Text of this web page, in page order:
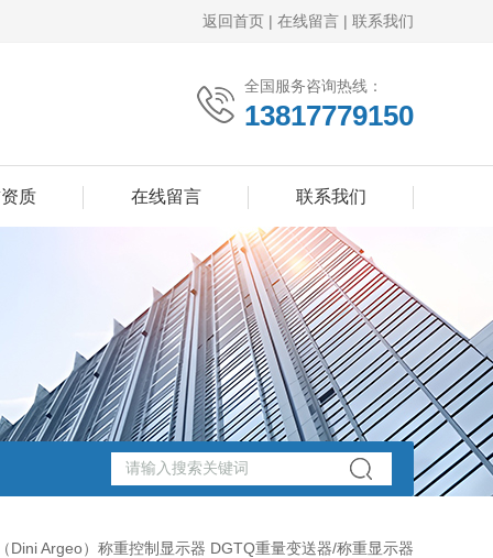
返回首页 | 在线留言 | 联系我们
全国服务咨询热线：
13817779150
质 在线留言 联系我们
Dini Argeo）称重控制显示器 DGTQ重量变送器/称重显示器